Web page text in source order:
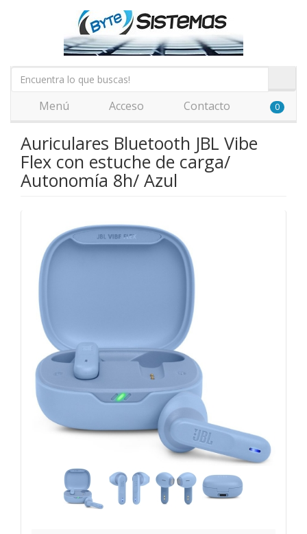
Menú Acceso Contacto 0
Auriculares Bluetooth JBL Vibe
Flex con estuche de carga/
Autonomía 8h/ Azul